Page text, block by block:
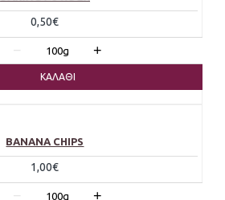
0,50€
− 100g +
ΚΑΛΆΘΙ
BANANA CHIPS
1,00€
− 100g +